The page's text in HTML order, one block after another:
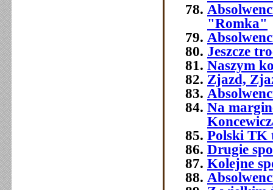
"Romka"
Jeszcze
Naszym
Zjazd,
Na
Polski TK
Drugie
Kolejne